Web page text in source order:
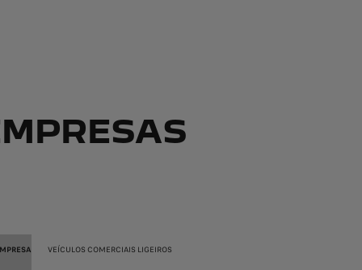
VEÍCULOS COMERCIAIS LIGEIROS